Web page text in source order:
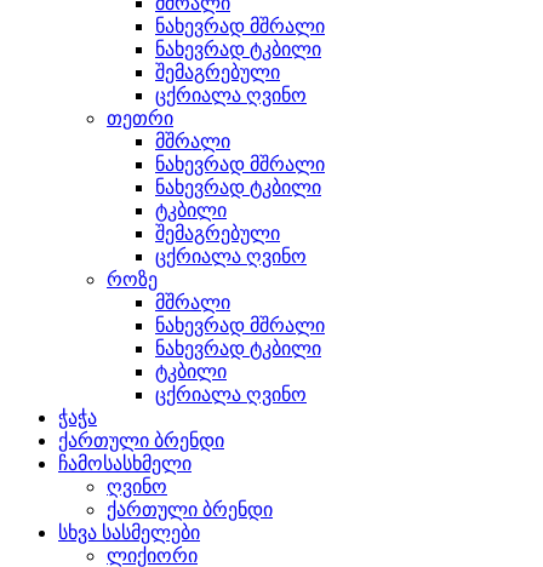
ნახევრად მშრალი
ნახევრად ტკბილი
შემაგრებული
ცქრიალა ღვინო
თეთრი
მშრალი
ნახევრად მშრალი
ნახევრად ტკბილი
ტკბილი
შემაგრებული
ცქრიალა ღვინო
როზე
მშრალი
ნახევრად მშრალი
ნახევრად ტკბილი
ტკბილი
ცქრიალა ღვინო
ჭაჭა
ქართული ბრენდი
ჩამოსასხმელი
ღვინო
ქართული ბრენდი
სხვა სასმელები
ლიქიორი